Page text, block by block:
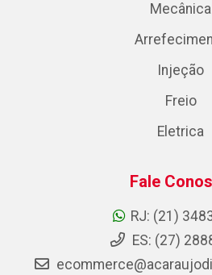
Mecânica
Injeção
Freio
Eletrica
Fale
RJ: (21)
ES: (27)